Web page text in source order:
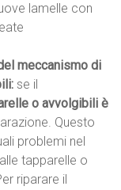
lamelle con
meccanismo di
se il
o avvolgibili è
Questo
problemi nel
tapparelle o
riparare il